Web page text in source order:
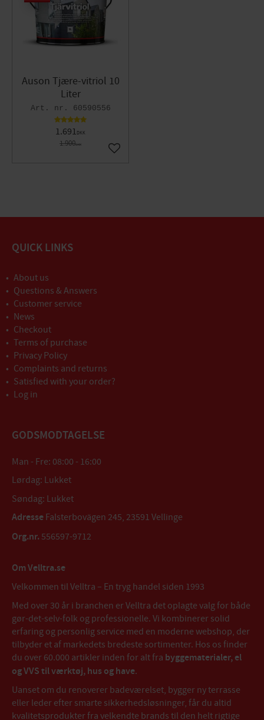
Auson Tjære-vitriol 10
Liter
60590556
1.691DKK
1.900DKK
Gem som favorit
QUICK LINKS
About us
Questions & Answers
Customer service
News
Checkout
Terms of purchase
Privacy Policy
Complaints and returns
Satisfied with your order?
Log in
GODSMODTAGELSE
Man - Fre: 08:00 - 16:00
Lørdag: Lukket
Søndag: Lukket
Adresse Falsterbovägen 245, 23591 Vellinge
Org.nr. 556597-9712
Om Velltra.se
Velkommen til Velltra – En tryg handel siden 1993
Med over 30 år i branchen er Velltra det oplagte valg for både
gør-det-selv-folk og professionelle. Vi kombinerer solid
erfaring og personlig service med en moderne webshop, der
tilbyder et af markedets bredeste sortimenter. Hos os finder
du over 60.000 artikler inden for alt fra byggematerialer, el
og VVS til værktøj, hus og have.
Uanset om du renoverer badeværelset, bygger ny terrasse
eller leder efter smarte sikkerhedsløsninger, får du altid
kvalitetsprodukter fra velkendte brands til den helt rigtige